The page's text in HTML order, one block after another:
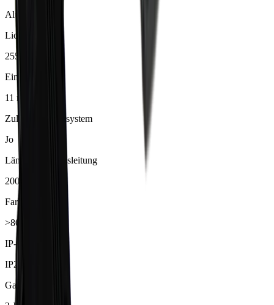
Alufarbig
Lichtstrom
255 lm
Einbautiefe
11 mm
Zuleitung/Stecksystem
Jo
Länge Anschlussleitung
2000 mm
Farbwiedergabe
>80
IP-Schutz
IP20
Garantie